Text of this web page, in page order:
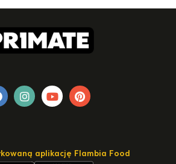
aplikację Flambia Food